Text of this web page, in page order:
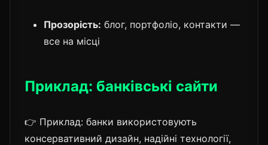
Прозорість: блог, портфоліо, контакти —
все на місці
Приклад: банківські сайти
👉 Приклад: банки використовують
консервативний дизайн, надійні технології,